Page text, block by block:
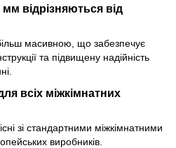
відрізняються від
масивною, що забезпечує
та підвищену надійність
всіх міжкімнатних
зі стандартними міжкімнатними
виробників.